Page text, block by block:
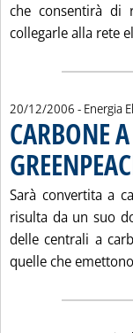
che consentirà di
collegarle alla rete
20/12/2006 - Energia
CARBONE
Sarà convertita a
risulta da un suo
delle centrali a
quelle che